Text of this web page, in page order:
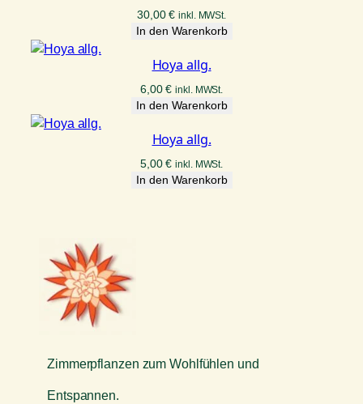
30,00€ inkl. MWSt.
In den Warenkorb
Hoya allg.
6,00€ inkl. MWSt.
In den Warenkorb
Hoya allg.
5,00€ inkl. MWSt.
In den Warenkorb
Zimmerpflanzen zum Wohlfühlen und
Entspannen.